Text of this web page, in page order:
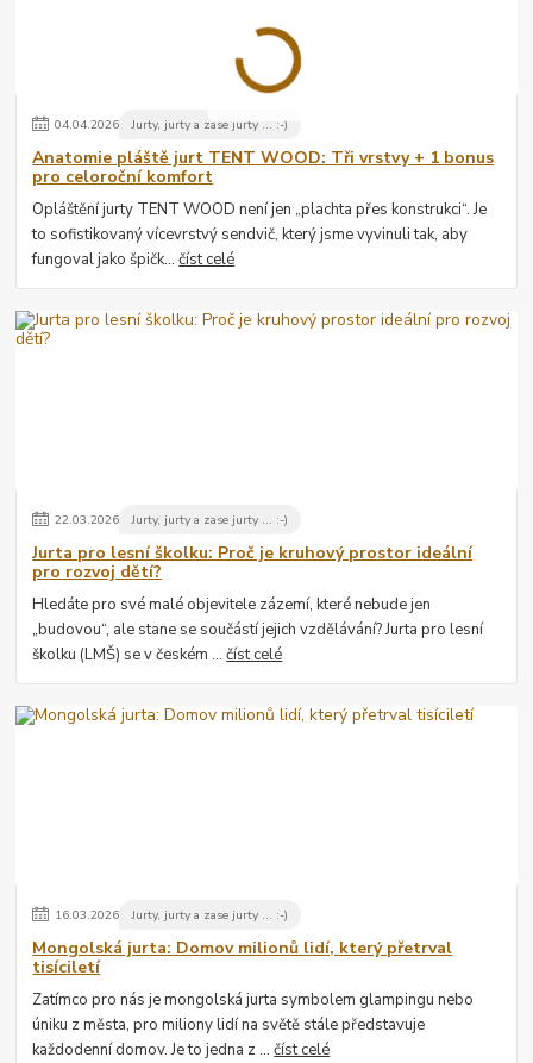
04.04.2026 Jurty, jurty a zase jurty ... :-)
Anatomie pláště jurt TENT WOOD: Tři vrstvy + 1 bonus
pro celoroční komfort
Opláštění jurty TENT WOOD není jen „plachta přes konstrukci“. Je
to sofistikovaný vícevrstvý sendvič, který jsme vyvinuli tak, aby
fungoval jako špičk...číst celé
22.03.2026 Jurty, jurty a zase jurty ... :-)
Jurta pro lesní školku: Proč je kruhový prostor ideální
pro rozvoj dětí?
Hledáte pro své malé objevitele zázemí, které nebude jen
„budovou“, ale stane se součástí jejich vzdělávání? Jurta pro lesní
školku (LMŠ) se v českém ...číst celé
16.03.2026 Jurty, jurty a zase jurty ... :-)
Mongolská jurta: Domov milionů lidí, který přetrval
tisíciletí
Zatímco pro nás je mongolská jurta symbolem glampingu nebo
úniku z města, pro miliony lidí na světě stále představuje
každodenní domov. Je to jedna z ...číst celé